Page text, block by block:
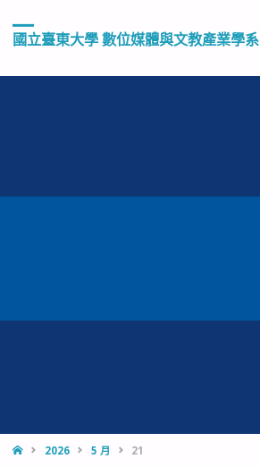
國立臺東大學 數位媒體與文教產業學系
HOME2026 5 月 21